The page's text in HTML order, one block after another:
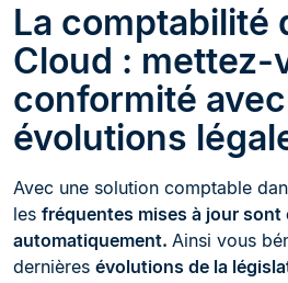
La comptabilité
Cloud : mettez-
conformité
évolutions
Avec une solution comptable
les fréquentes mises à jour sont
automatiquement. Ainsi vous
dernières évolutions de la